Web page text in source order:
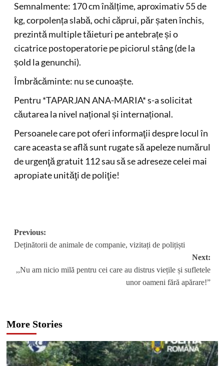
Semnalmente: 170 cm înălțime, aproximativ 55 de
kg, corpolența slabă, ochi căprui, păr șaten închis,
prezintă multiple tăieturi pe antebrațe și o
cicatrice postoperatorie pe piciorul stâng (de la
șold la genunchi).
Îmbrăcăminte: nu se cunoaște.
Pentru *TAPARJAN ANA-MARIA* s-a solicitat
căutarea la nivel național și internațional.
Persoanele care pot oferi informaţii despre locul în
care aceasta se află sunt rugate să apeleze numărul
de urgenţă gratuit 112 sau să se adreseze celei mai
apropiate unităţi de poliţie!
Post
navigation
Previous:
Deținătorii de animale de companie, vizitați de polițiști
Next:
,,Nu am nicio milă pentru cei care au distrus viețile și sufletele
unor oameni fără apărare!”
More Stories